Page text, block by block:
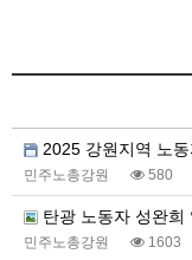
2025 강원지역 노
민주노총강원 580
탄광 노동자 성완희
민주노총강원 1603